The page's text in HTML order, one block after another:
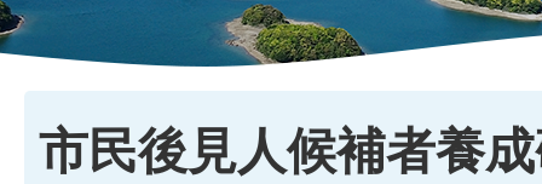
市民後見人候補者養